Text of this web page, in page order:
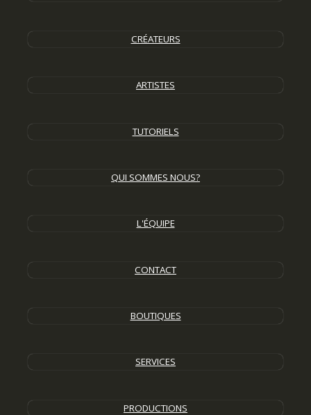
CRÉATEURS
ARTISTES
TUTORIELS
QUI SOMMES NOUS?
L'ÉQUIPE
CONTACT
BOUTIQUES
SERVICES
PRODUCTIONS